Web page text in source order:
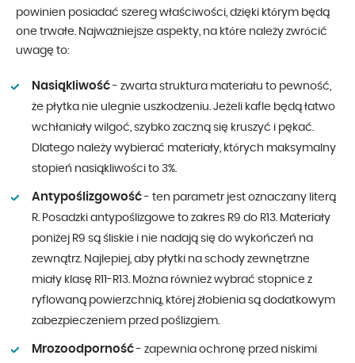
powinien posiadać szereg właściwości, dzięki którym będą
one trwałe. Najważniejsze aspekty, na które należy zwrócić
uwagę to:
Nasiąkliwość- zwarta struktura materiału to pewność,
że płytka nie ulegnie uszkodzeniu. Jeżeli kafle będą łatwo
wchłaniały wilgoć, szybko zaczną się kruszyć i pękać.
Dlatego należy wybierać materiały, których maksymalny
stopień nasiąkliwości to 3%.
Antypoślizgowość- ten parametr jest oznaczany literą
R. Posadzki antypoślizgowe to zakres R9 do R13. Materiały
poniżej R9 są śliskie i nie nadają się do wykończeń na
zewnątrz. Najlepiej, aby płytki na schody zewnętrzne
miały klasę R11-R13. Można również wybrać stopnice z
ryflowaną powierzchnią, której żłobienia są dodatkowym
zabezpieczeniem przed poślizgiem.
Mrozoodporność- zapewnia ochronę przed niskimi